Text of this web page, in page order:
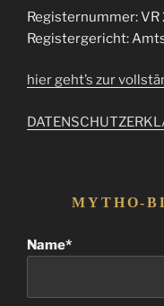
Registernummer: VR
Registergericht:
hier geht’s zur
MYTHO-
Name*